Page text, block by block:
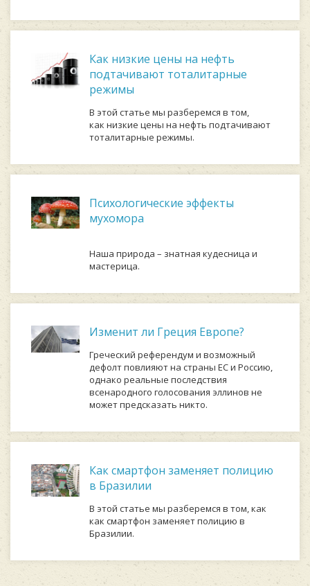
Как низкие цены на нефть
подтачивают тоталитарные
режимы
В этой статье мы разберемся в том,
как низкие цены на нефть подтачивают
тоталитарные режимы.
Психологические эффекты
мухомора
Наша природа – знатная кудесница и
мастерица.
Изменит ли Греция Европе?
Греческий референдум и возможный
дефолт повлияют на страны ЕС и Россию,
однако реальные последствия
всенародного голосования эллинов не
может предсказать никто.
Как смартфон заменяет полицию
в Бразилии
В этой статье мы разберемся в том, как
как смартфон заменяет полицию в
Бразилии.